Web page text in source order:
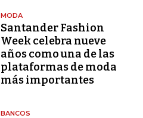
MODA
Santander Fashion
Week celebra nueve
años como una de las
plataformas de moda
más importantes
BANCOS